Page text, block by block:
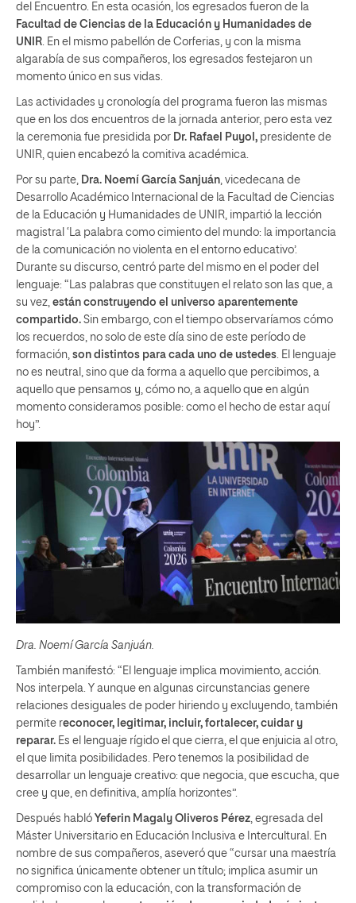
del Encuentro. En esta ocasión, los egresados fueron de la
Facultad de Ciencias de la Educación y Humanidades de
UNIR . En el mismo pabellón de Corferias, y con la misma
algarabía de sus compañeros, los egresados festejaron un
momento único en sus vidas.
Las actividades y cronología del programa fueron las mismas
que en los dos encuentros de la jornada anterior, pero esta vez
la ceremonia fue presidida por Dr. Rafael Puyol, presidente de
UNIR, quien encabezó la comitiva académica.
Por su parte, Dra. Noemí García Sanjuán , vicedecana de
Desarrollo Académico Internacional de la Facultad de Ciencias
de la Educación y Humanidades de UNIR, impartió la lección
magistral ‘La palabra como cimiento del mundo: la importancia
de la comunicación no violenta en el entorno educativo’.
Durante su discurso, centró parte del mismo en el poder del
lenguaje: “Las palabras que constituyen el relato son las que, a
su vez, están construyendo el universo aparentemente
compartido. Sin embargo, con el tiempo observaríamos cómo
los recuerdos, no solo de este día sino de este período de
formación, son distintos para cada uno de ustedes . El lenguaje
no es neutral, sino que da forma a aquello que percibimos, a
aquello que pensamos y, cómo no, a aquello que en algún
momento consideramos posible: como el hecho de estar aquí
hoy”.
Dra. Noemí García Sanjuán.
También manifestó: “El lenguaje implica movimiento, acción.
Nos interpela. Y aunque en algunas circunstancias genere
relaciones desiguales de poder hiriendo y excluyendo, también
permite reconocer, legitimar, incluir, fortalecer, cuidar y
reparar. Es el lenguaje rígido el que cierra, el que enjuicia al otro,
el que limita posibilidades. Pero tenemos la posibilidad de
desarrollar un lenguaje creativo: que negocia, que escucha, que
cree y que, en definitiva, amplía horizontes”.
Después habló Yeferin Magaly Oliveros Pérez, egresada del
Máster Universitario en Educación Inclusiva e Intercultural. En
nombre de sus compañeros, aseveró que “cursar una maestría
no significa únicamente obtener un título; implica asumir un
compromiso con la educación, con la transformación de